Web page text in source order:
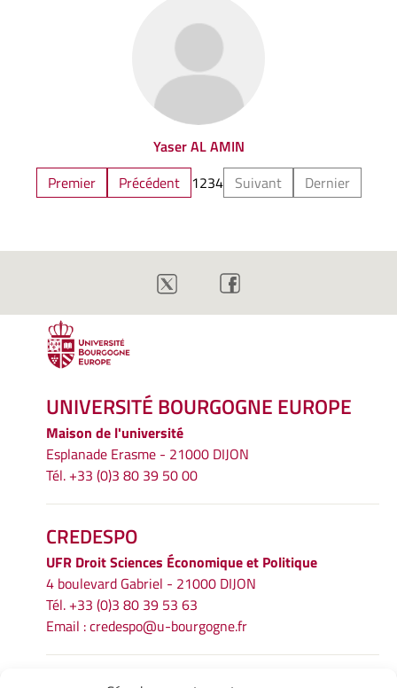
Yaser AL AMIN
Premier
Précédent 1234 Suivant Dernier
UNIVERSITÉ BOURGOGNE EUROPE
Maison de l'université
Esplanade Erasme - 21000 DIJON
Tél. +33 (0)3 80 39 50 00
CREDESPO
UFR Droit Sciences Économique et Politique
4 boulevard Gabriel - 21000 DIJON
Tél. +33 (0)3 80 39 53 63
Email :credespo@u-bourgogne.fr